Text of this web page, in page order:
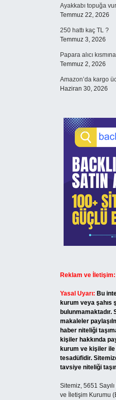
Ayakkabı topuğa
Temmuz 22, 2026
250 hattı kaç TL ?
Temmuz 3, 2026
Papara alıcı
Temmuz 2, 2026
Amazon’da kargo
Haziran 30, 2026
Reklam ve İletişim:
Yasal Uyarı: Bu
kurum veya şahıs
bulunmamaktadır.
makaleler
haber niteliği
kişiler hakkında
kurum ve kişiler
tesadüfidir.
tavsiye niteliği
Sitemiz, 5651
ve İletişim Kurumu